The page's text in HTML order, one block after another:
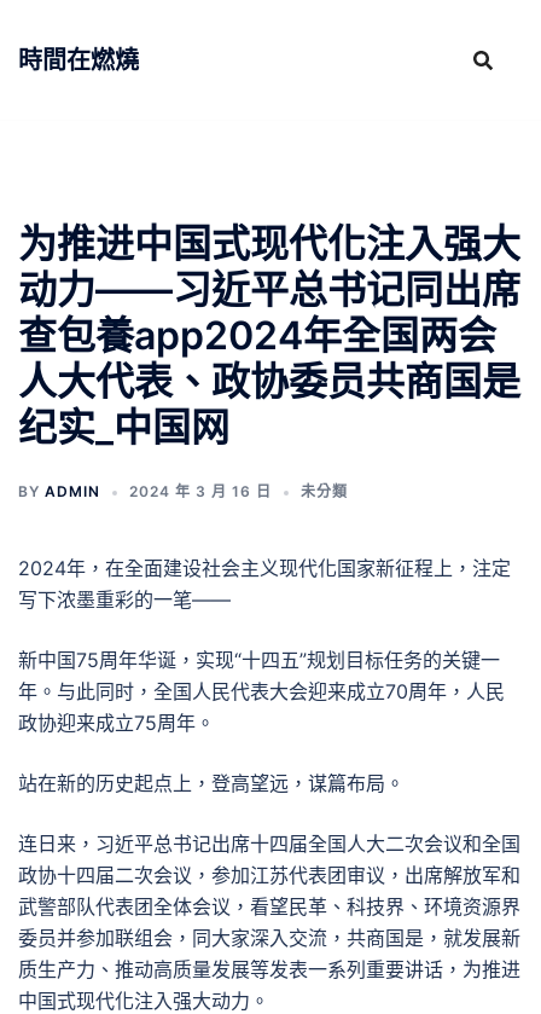
時間在燃燒
为推进中国式现代化注入强大
动力——习近平总书记同出席
查包養app2024年全国两会
人大代表、政协委员共商国是
纪实_中国网
BY ADMIN 2024 年 3 月 16 日 未分類
2024年，在全面建设社会主义现代化国家新征程上，注定
写下浓墨重彩的一笔——
新中国75周年华诞，实现“十四五”规划目标任务的关键一
年。与此同时，全国人民代表大会迎来成立70周年，人民
政协迎来成立75周年。
站在新的历史起点上，登高望远，谋篇布局。
连日来，习近平总书记出席十四届全国人大二次会议和全国
政协十四届二次会议，参加江苏代表团审议，出席解放军和
武警部队代表团全体会议，看望民革、科技界、环境资源界
委员并参加联组会，同大家深入交流，共商国是，就发展新
质生产力、推动高质量发展等发表一系列重要讲话，为推进
中国式现代化注入强大动力。